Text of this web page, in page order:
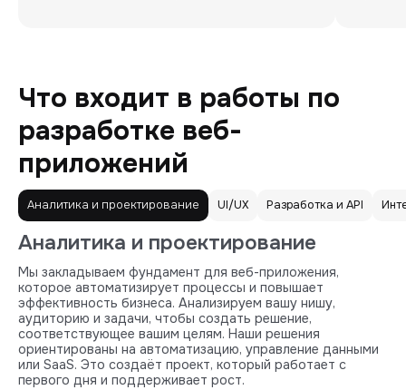
Что входит в работы по
разработке веб-
приложений
Аналитика и проектирование UI/UX Разработка и API
Аналитика и проектирование
Мы закладываем фундамент для веб-приложения,
которое автоматизирует процессы и повышает
эффективность бизнеса. Анализируем вашу нишу,
аудиторию и задачи, чтобы создать решение,
соответствующее вашим целям. Наши решения
ориентированы на автоматизацию, управление данными
или SaaS. Это создаёт проект, который работает с
первого дня и поддерживает рост.